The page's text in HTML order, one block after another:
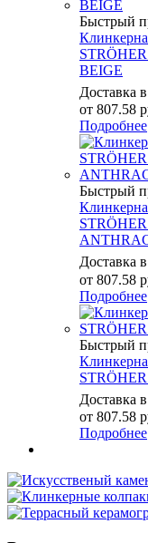
Быстрый
BEIGE
Доставка
от 807.58
Подробнее
Быстрый
Доставка
от 807.58
Подробнее
Быстрый
Доставка
от 807.58
Подробнее